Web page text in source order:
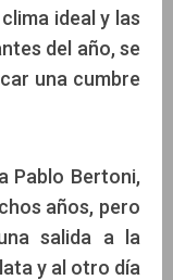
ideal y las
del año, se
una cumbre
Pablo Bertoni,
años, pero
salida a la
y al otro día